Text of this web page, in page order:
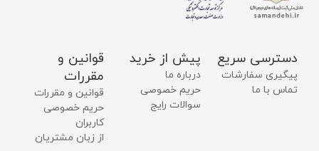
دسترسی سریع
پیگیری سفارشات
تماس با ما
پیش از خرید
درباره ما
حریم خصوصی
سوالات رایج
قوانین و
مقررات
قوانین و مقررات
حریم خصوصی
کاربران
از زبان مشتریان